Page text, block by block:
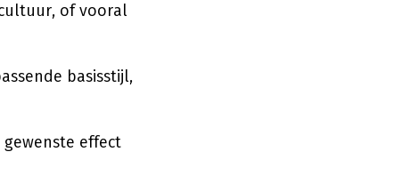
of vooral
basisstijl,
effect